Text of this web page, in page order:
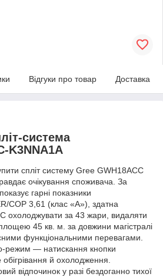
Відгуки про товар Доставка
система
K3NNA1A
спліт систему Gree GWH18ACC
очікування споживача. За
гарні показники
COP 3,61 (клас «А»), здатна
охолоджувати за 43 жари, видаляти
45 кв. м. за довжини магістралі
функціональними перевагами.
режим — натискання кнопки
обігрівання й охолодження.
відпочинок у разі бездоганно тихої